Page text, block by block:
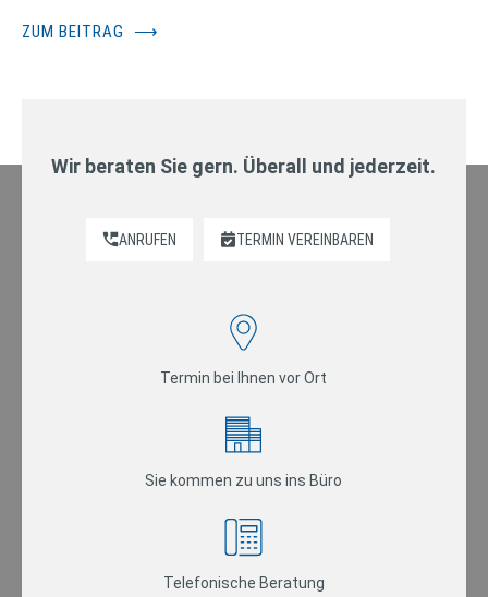
ZUM BEITRAG ⟶
Wir beraten Sie gern. Überall und jederzeit.
ANRUFEN TERMIN VEREINBAREN
Termin bei Ihnen vor Ort
Sie kommen zu uns ins Büro
Telefonische Beratung